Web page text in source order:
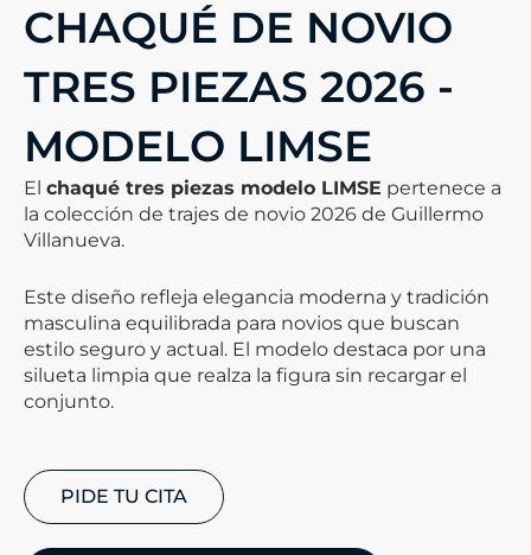
CHAQUÉ DE NOVIO
TRES PIEZAS 2026 -
MODELO LIMSE
El chaqué tres piezas modelo LIMSE pertenece a
la colección de trajes de novio 2026 de Guillermo
Villanueva.
Este diseño refleja elegancia moderna y tradición
masculina equilibrada para novios que buscan
estilo seguro y actual. El modelo destaca por una
silueta limpia que realza la figura sin recargar el
conjunto.
PIDE TU CITA